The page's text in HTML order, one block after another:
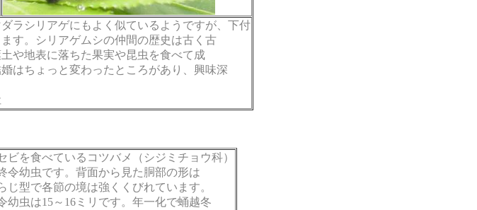
ラシリアゲにもよく似ているようですが、下付
す。シリアゲムシの仲間の歴史は古く古
や地表に落ちた果実や昆虫を食べて成
はちょっと変わったところがあり、興味深
ビを食べているコツバメ（シジミチョウ科）
令幼虫です。背面から見た胴部の形は
じ型で各節の境は強くくびれています。
幼虫は15～16ミリです。年一化で蛹越冬